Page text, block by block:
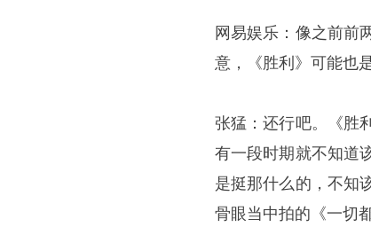
网易娱乐：像之前前
意，《胜利》可能也
张猛：还行吧。《胜
有一段时期就不知道
是挺那什么的，不知
骨眼当中拍的《一切